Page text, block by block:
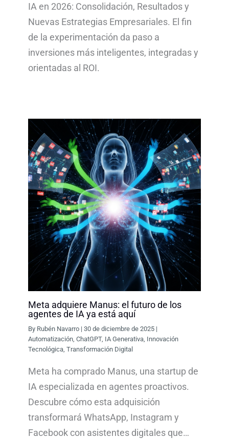
IA en 2026: Consolidación, Resultados y
Nuevas Estrategias Empresariales. El fin
de la experimentación da paso a
inversiones más inteligentes, integradas y
orientadas al ROI.
Meta adquiere Manus: el futuro de los
agentes de IA ya está aquí
By Rubén Navarro |30 de diciembre de 2025 |
Automatización,ChatGPT, IA Generativa, Innovación
Tecnológica,Transformación Digital
Meta ha comprado Manus, una startup de
IA especializada en agentes proactivos.
Descubre cómo esta adquisición
transformará WhatsApp, Instagram y
Facebook con asistentes digitales que…